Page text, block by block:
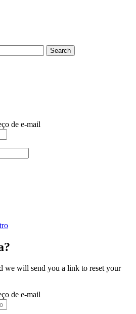
Search
de e-mail
we will send you a link to reset your
de e-mail